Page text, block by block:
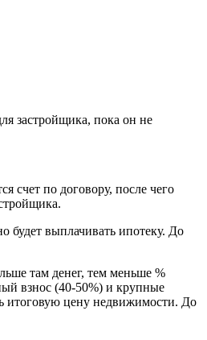
застройщика, пока он не
счет по договору, после чего
будет выплачивать ипотеку. До
там денег, тем меньше %
взнос (40-50%) и крупные
итоговую цену недвижимости. До